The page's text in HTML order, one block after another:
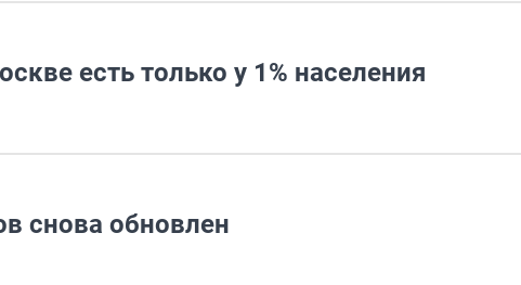
есть только у 1% населения
снова обновлен